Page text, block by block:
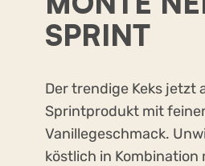
SPRINT
Der trendige Keks jetzt
Sprintprodukt mit
Vanillegeschmack.
köstlich in Kombination